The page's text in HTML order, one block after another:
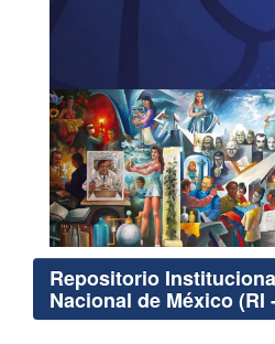
Repositorio
Nacional de México (RI